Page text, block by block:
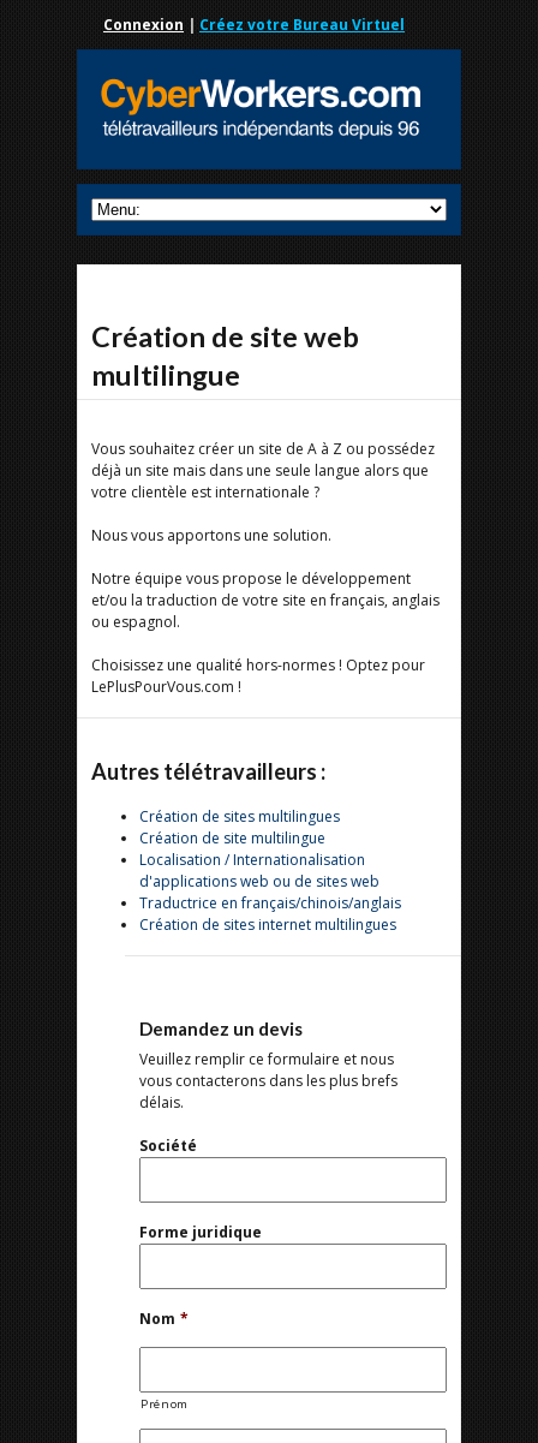
Connexion | Créez votre Bureau Virtuel
Création de site web
multilingue
Vous souhaitez créer un site de A à Z ou possédez
déjà un site mais dans une seule langue alors que
votre clientèle est internationale ?
Nous vous apportons une solution.
Notre équipe vous propose le développement
et/ou la traduction de votre site en français, anglais
ou espagnol.
Choisissez une qualité hors-normes ! Optez pour
LePlusPourVous.com !
Autres télétravailleurs :
Création de sites multilingues
Création de site multilingue
Localisation / Internationalisation
d'applications web ou de sites web
Traductrice en français/chinois/anglais
Création de sites internet multilingues
Demandez un devis
Veuillez remplir ce formulaire et nous
vous contacterons dans les plus brefs
délais.
Société
Forme juridique
Nom *
Prénom